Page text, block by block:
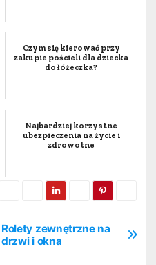
Czym się kierować przy
zakupie pościeli dla dziecka
do łóżeczka?
Najbardziej korzystne
ubezpieczenia na życie i
zdrowotne
Rolety zewnętrzne na
drzwi i okna